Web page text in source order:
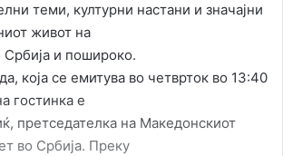
теми, културни настани и значајни
живот на
и пошироко.
која се емитува во четврток во 13:40
гостинка e
претседателка на Македонскиот
во Србија. Преку